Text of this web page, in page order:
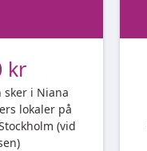
kr
sker i Niana
lokaler på
(vid